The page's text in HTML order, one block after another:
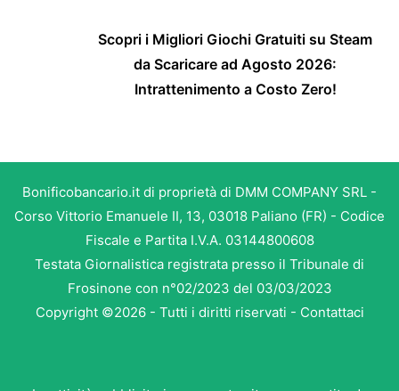
Scopri i Migliori Giochi Gratuiti su Steam
da Scaricare ad Agosto 2026:
Intrattenimento a Costo Zero!
Bonificobancario.it di proprietà di DMM COMPANY SRL -
Corso Vittorio Emanuele II, 13, 03018 Paliano (FR) - Codice
Fiscale e Partita I.V.A. 03144800608
Testata Giornalistica registrata presso il Tribunale di
Frosinone con n°02/2023 del 03/03/2023
Copyright ©2026 - Tutti i diritti riservati - Contattaci